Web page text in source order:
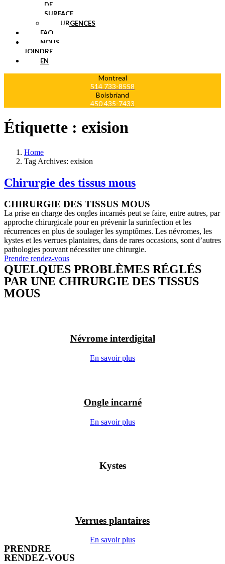
DE
SURFACE
URGENCES
FAQ
NOUS
JOINDRE
EN
Montreal
514 733-8558
Boisbriand
450 435-7433
Étiquette : exision
Home
Tag Archives: exision
Chirurgie des tissus mous
CHIRURGIE DES TISSUS MOUS
La prise en charge des ongles incarnés peut se faire, entre autres, par
approche chirurgicale pour en prévenir la surinfection et les
récurrences en plus de soulager les symptômes. Les névromes, les
kystes et les verrues plantaires, dans de rares occasions, sont d’autres
pathologies pouvant nécessiter une chirurgie.
Prendre rendez-vous
QUELQUES PROBLÈMES RÉGLÉS
PAR UNE CHIRURGIE DES TISSUS
MOUS
Névrome interdigital
En savoir plus
Ongle incarné
En savoir plus
Kystes
Verrues plantaires
En savoir plus
PRENDRE
RENDEZ-VOUS